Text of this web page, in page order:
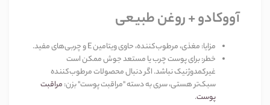
آووکادو + روغن طبیعی
مزایا:مغذی، مرطوب‌کننده، حاوی ویتامین و چربی‌های مفید.
خطر:برای پوست چرب یا مستعد جوش ممکن است
غیرکمدوژنیک نباشد. اگر دنبال محصولات مرطوب‌کننده
سبک‌تر هستی، سری به دسته "مراقبت پوست" بزن:مراقبت
پوست.